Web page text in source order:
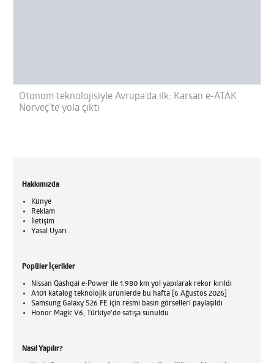
Otonom teknolojisiyle Avrupa’da ilk; Karsan e-ATAK
Norveç’te yola çıktı
Hakkımızda
Künye
Reklam
İletişim
Yasal Uyarı
Popüler İçerikler
Nissan Qashqai e-Power ile 1.980 km yol yapılarak rekor kırıldı
A101 katalog teknolojik ürünlerde bu hafta [6 Ağustos 2026]
Samsung Galaxy S26 FE için resmi basın görselleri paylaşıldı
Honor Magic V6, Türkiye'de satışa sunuldu
Nasıl Yapılır?